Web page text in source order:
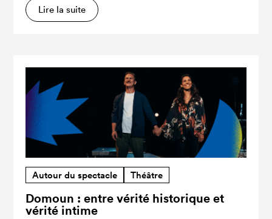
Lire la suite
Autour du spectacle Théâtre
Domoun : entre vérité historique et
vérité intime